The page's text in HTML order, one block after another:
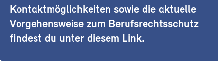
Kontaktmöglichkeiten sowie die aktuelle
Vorgehensweise zum Berufsrechtsschutz
findest du unter diesem Link.